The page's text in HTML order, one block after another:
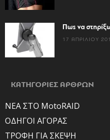
Πως να
17 ΑΠΡΙΛΊΟΥ
ΚΑΤΗΓΟΡΙΕΣ ΑΡΘΡΩΝ
ΝΕΑ ΣΤΟ MotoRAID
ΟΔΗΓΟΙ ΑΓΟΡΑΣ
ΤΡΟΦΗ ΓΙΑ ΣΚΕΨΗ